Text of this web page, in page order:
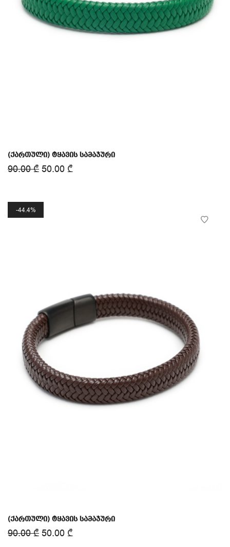
(ქართული) ტყავის სამაჯური
90.00₾ 50.00 ₾
44.4%
(ქართული) ტყავის სამაჯური
90.00₾ 50.00 ₾